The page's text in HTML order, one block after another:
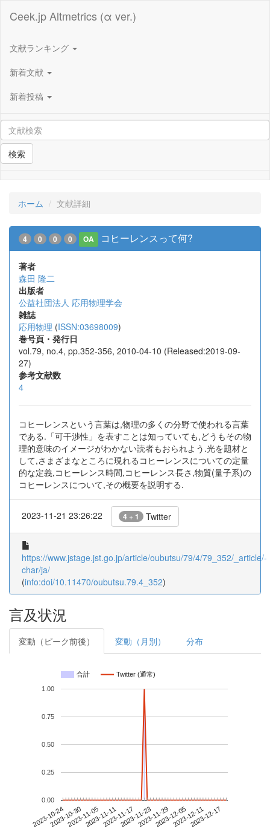
Ceek.jp Altmetrics (α ver.)
文献ランキング
新着文献
新着投稿
検索
ホーム 文献詳細
4 0 0 0 OA コヒーレンスって何?
著者
森田 隆二
出版者
公益社団法人 応用物理学会
雑誌
応用物理 (ISSN:03698009)
巻号頁・発行日
vol.79, no.4, pp.352-356, 2010-04-10 (Released:2019-09-
27)
参考文献数
4
コヒーレンスという言葉は,物理の多くの分野で使われる言葉
である.「可干渉性」を表すことは知っていても,どうもその物
理的意味のイメージがわかない読者もおられよう.光を題材と
して,さまざまなところに現れるコヒーレンスについての定量
的な定義,コヒーレンス時間,コヒーレンス長さ,物質(量子系)の
コヒーレンスについて,その概要を説明する.
2023-11-21 23:26:22 4 + 1 Twitter
https://www.jstage.jst.go.jp/article/oubutsu/79/4/79_352/_article/-
char/ja/
(info:doi/10.11470/oubutsu.79.4_352)
言及状況
変動（ピーク前後） 変動（月別） 分布
合計 Twitter (通常)
2023-10-242023-10-302023-11-052023-11-112023-11-172023-11-232023-11-292023-12-052023-12-112023-12-17
0.00
0.25
0.50
0.75
1.00